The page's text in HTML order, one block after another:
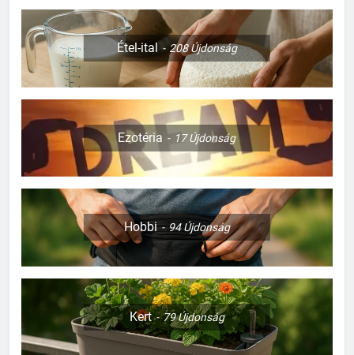
Étel-ital 208Újdonság
Ezotéria 17Újdonság
Hobbi 94Újdonság
Kert 79Újdonság